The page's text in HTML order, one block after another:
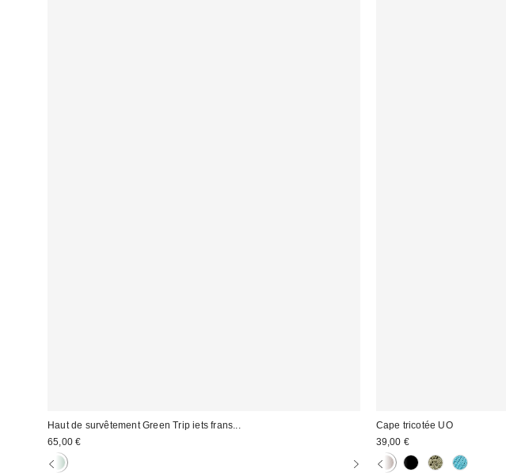
Haut de survêtement Green Trip iets frans...
65,00 €
Cape tricotée UO
39,00 €